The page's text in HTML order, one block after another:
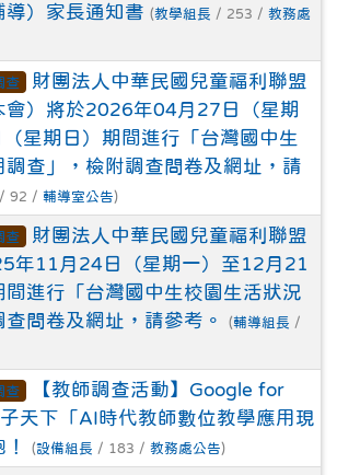
導）家長通知書 (教學組長 / 253 / 教務處
查
財團法人中華民國兒童福利聯盟
會）將於2026年04月27日（星期
星期日）期間進行「台灣國中生
調查」，檢附調查問卷及網址，請
/ 92 / 輔導室公告)
查
財團法人中華民國兒童福利聯盟
年11月24日（星期一）至12月21
間進行「台灣國中生校園生活狀況
問卷及網址，請參考。
(輔導組長 /
查
【教師調查活動】Google for
天下「AI時代教師數位教學應用現
(設備組長 / 183 / 教務處公告)